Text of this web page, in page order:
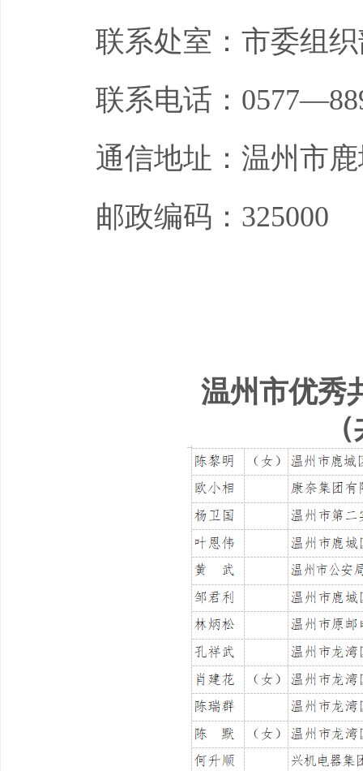
联系处室：市委组织
联系电话：
通信地址：温州市鹿
邮政编码：325000
温州市优秀